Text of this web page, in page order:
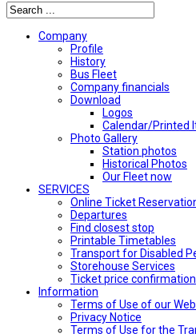
Company
Profile
History
Bus Fleet
Company financials
Download
Logos
Calendar/Printed
Photo Gallery
Station photos
Historical Photos
Our Fleet now
SERVICES
Online Ticket
Departures
Find closest stop
Printable Timetables
Transport for Disabled
Storehouse Services
Ticket price confirmation
Ιnformation
Terms of Use of our
Privacy Notice
Terms of Use for the